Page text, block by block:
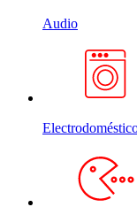
Audio